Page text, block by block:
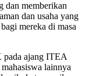
dan memberikan
dan usaha yang
mereka di masa
pada ajang ITEA
lainnya